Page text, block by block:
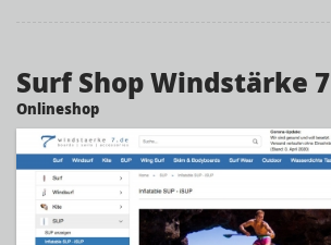
Surf Shop Windstärke 7
Onlineshop